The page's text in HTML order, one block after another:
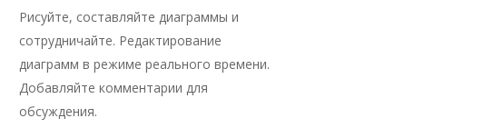
Рисуйте, составляйте диаграммы и
сотрудничайте. Редактирование
диаграмм в режиме реального времени.
Добавляйте комментарии для
обсуждения.